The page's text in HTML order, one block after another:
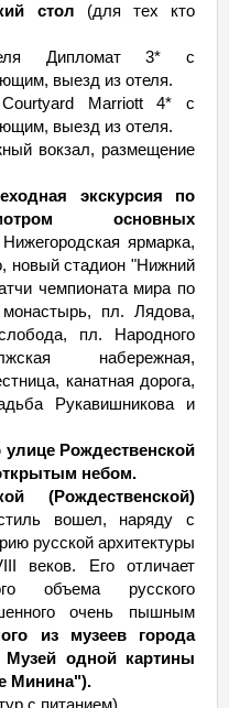
стол (для тех кто
Дипломат 3* с
выезд из отеля.
Marriott 4* с
выезд из отеля.
вокзал, размещение
экскурсия по
основных
Нижегородская ярмарка,
новый стадион "Нижний
чемпионата мира по
пл. Лядова,
пл. Народного
набережная,
канатная дорога,
Рукавишникова и
Рождественской
небом.
(Рождественской)
вошел, наряду с
русской архитектуры
веков. Его отличает
объема русского
очень пышным
из музеев города
одной картины
Минина").
с питанием)